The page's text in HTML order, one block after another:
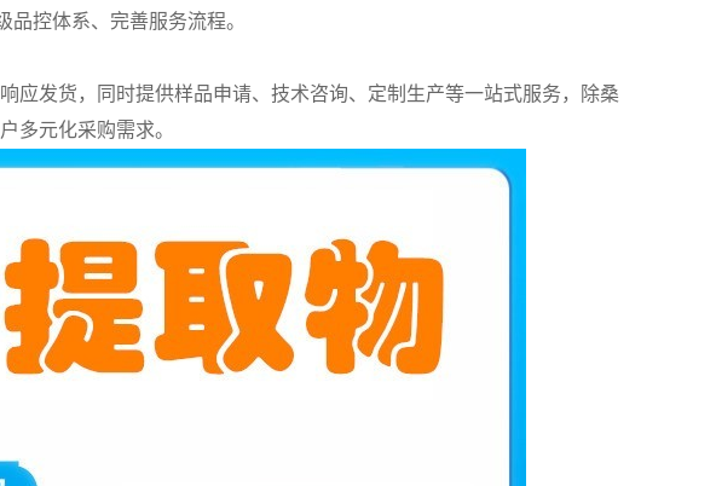
控体系、完善服务流程。
应发货，同时提供样品申请、技术咨询、定制生产等一站式服务，除桑
多元化采购需求。